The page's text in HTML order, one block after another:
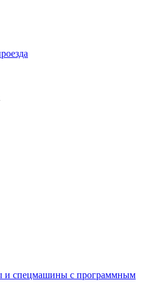
и спецмашины с программным